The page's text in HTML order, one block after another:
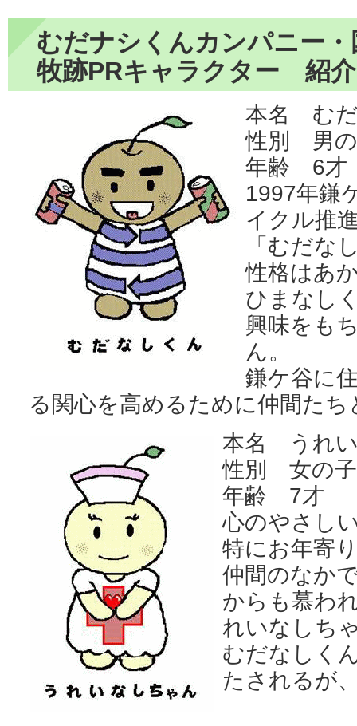
むだナシくんカンパニー
牧跡PRキャラクター 紹介
本名 む
性別 男
年齢 6才
1997年鎌
イクル推
「むだな
性格はあ
ひまなし
興味をも
ん。
鎌ケ谷に
る関心を高めるために仲間た
本名
うれ
性別 女の子
年齢 7才
心のやさし
特にお年寄
仲間のなか
からも慕わ
れいなしち
むだなしく
たされるが